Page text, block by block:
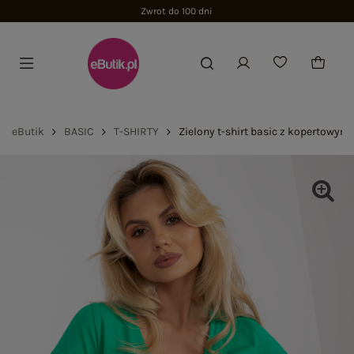
Zwrot do 100 dni
eButik BASIC T-SHIRTY Zielony t-shirt basic z kopertowym